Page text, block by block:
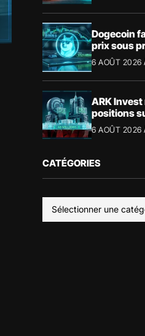
Dogecoin
prix sous
résistance
6 AOÛT 2026
ARK
positions
: ce que
6 AOÛT 2026
CATÉGORIES